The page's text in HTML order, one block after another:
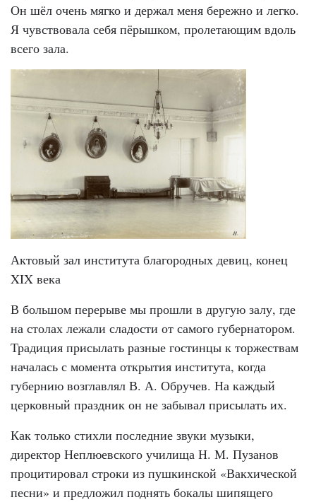
Он шёл очень мягко и держал меня бережно и легко.
Я чувствовала себя пёрышком, пролетающим вдоль
всего зала.
Актовый зал института благородных девиц, конец
XIX века
В большом перерыве мы прошли в другую залу, где
на столах лежали сладости от самого губернатором.
Традиция присылать разные гостинцы к торжествам
началась с момента открытия института, когда
губернию возглавлял В. А. Обручев. На каждый
церковный праздник он не забывал присылать их.
Как только стихли последние звуки музыки,
директор Неплюевского училища Н. М. Пузанов
процитировал строки из пушкинской «Вакхической
песни» и предложил поднять бокалы шипящего